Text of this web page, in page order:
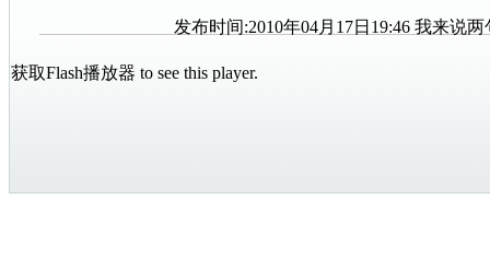
发布时间:2010年04月17日19:46 我来说两
获取Flash播放器 to see this player.